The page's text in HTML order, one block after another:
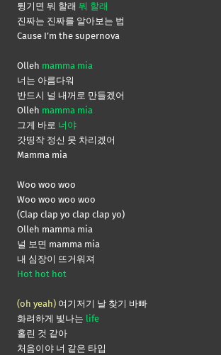
튕기면 뭐 할래 뭐 할래
진짜는 진짜를 알아보는 법
Cause I’m the supernova
Olleh mamma mia
너는 아름다워
반드시 널 내꺼로 만들겠어
Olleh mamma mia
그게 바로 너야
갓띵작 정신 못 차리겠어
Mamma mia
Woo woo woo
Woo woo woo woo
(Clap clap yo clap clap yo)
Olleh mamma mia
널 보면 mamma mia
내 심장이 뜨거워져
Hot hot hot
(oh yeah) 여기저기 날 찾기 바빠
화려하게 빛나는 life
홀린 것 같아
처음이야 너 같은 타입